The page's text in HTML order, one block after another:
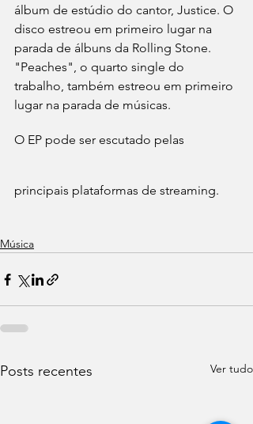
álbum de estúdio do cantor, Justice. O
disco estreou em primeiro lugar na
parada de álbuns da Rolling Stone.
"Peaches", o quarto single do
trabalho, também estreou em primeiro
lugar na parada de músicas.
O EP pode ser escutado pelas
principais plataformas de streaming.
Música
Posts recentes Ver tudo